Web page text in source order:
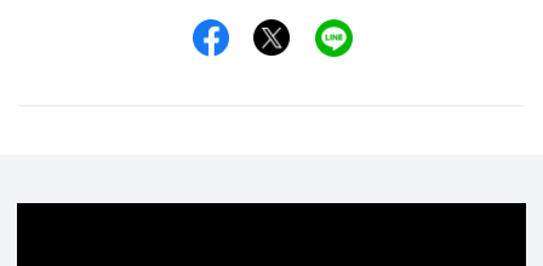
Facebookでシェア
XでシェアLINEでシェア